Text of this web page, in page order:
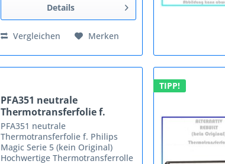
Details
Vergleichen Merken
PFA351 neutrale
Thermotransferfolie f.
Philips...
PFA351 neutrale
Thermotransferfolie f. Philips
Magic Serie 5 (kein Original)
Hochwertige Thermotransferrolle
TIPP!